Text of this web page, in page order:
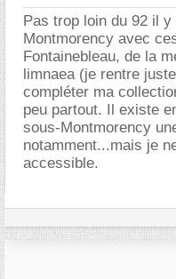
Pas trop loin du 92 il
Montmorency avec
Fontainebleau, de la
limnaea (je rentre
compléter ma
peu partout. Il existe
sous-Montmorency
notamment...mais je
accessible.